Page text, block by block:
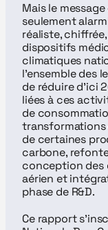
Mais le
seulement
réaliste,
dispositifs
climatiques
l’ensemble des
de réduire d’ici
liées à ces
de
de certaines
carbone,
conception
aérien et
phase de R&D.
Ce rapport